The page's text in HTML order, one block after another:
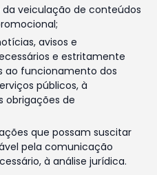
veiculação de conteúdos
avisos e
e estritamente
ao funcionamento dos
públicos, à
obrigações de
que possam suscitar
pela comunicação
à análise jurídica.